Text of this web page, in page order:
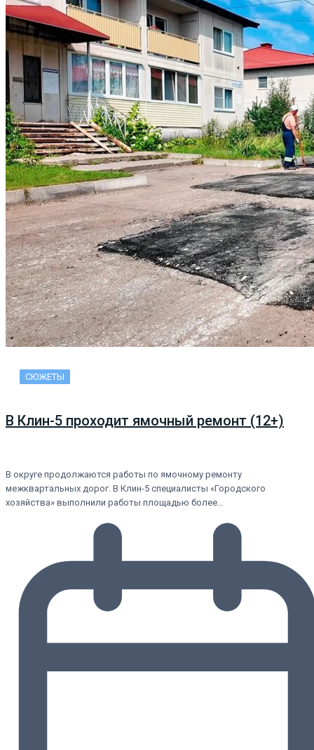
СЮЖЕТЫ
В Клин-5 проходит ямочный ремонт (12+)
В округе продолжаются работы по ямочному ремонту
межквартальных дорог. В Клин-5 специалисты «Городского
хозяйства» выполнили работы площадью более…